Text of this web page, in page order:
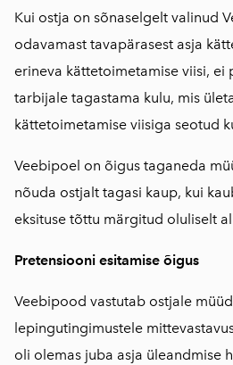
Kui ostja on sõnaselgelt valinud
odavamast tavapärasest asja
erineva kättetoimetamise viisi, ei
tarbijale tagastama kulu, mis
kättetoimetamise viisiga seotud
Veebipoel on õigus taganeda
nõuda ostjalt tagasi kaup, kui
eksituse tõttu märgitud oluliselt
Pretensiooni esitamise õigus
Veebipood vastutab ostjale
lepingutingimustele
oli olemas juba asja üleandmise